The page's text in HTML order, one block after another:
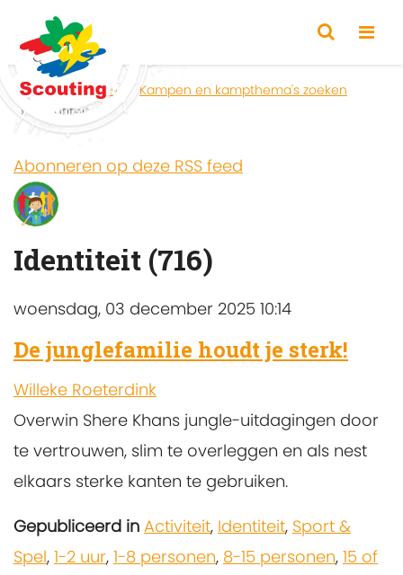
Home Zoeken
Kampen en kampthema's zoeken
Identiteit
Abonneren op deze RSS feed
Identiteit (716)
woensdag, 03 december 2025 10:14
De junglefamilie houdt je sterk!
Willeke Roeterdink
Overwin Shere Khans jungle-uitdagingen door
te vertrouwen, slim te overleggen en als nest
elkaars sterke kanten te gebruiken.
Gepubliceerd in Activiteit, Identiteit, Sport &
Spel, 1-2 uur, 1-8 personen, 8-15 personen, 15 of